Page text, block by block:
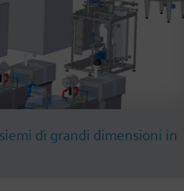
di grandi dimensioni in